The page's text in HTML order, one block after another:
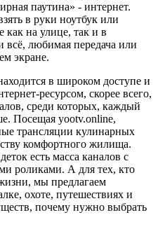
паутина» - интернет.
в руки ноутбук или
как на улице, так и в
всё, любимая передача или
экране.
в широком доступе и
ресурсом, скорее всего,
среди которых, каждый
Посещая yootv.online,
трансляции кулинарных
комфортного жилища.
есть масса каналов с
роликами. А для тех, кто
мы предлагаем
охоте, путешествиях и
почему нужно выбрать